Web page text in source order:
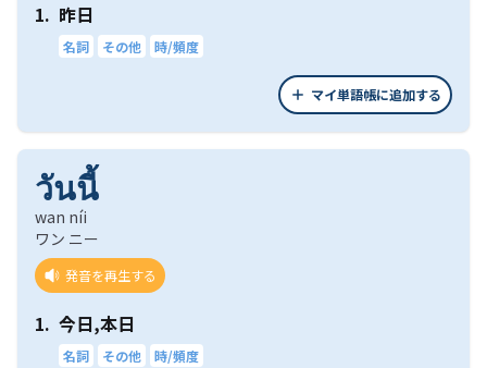
1. 昨日
名詞 その他 時/頻度
マイ単語帳に追加する
วันนี้
wan níi
ワン ニー
発音を再生する
1. 今日,本日
名詞 その他 時/頻度